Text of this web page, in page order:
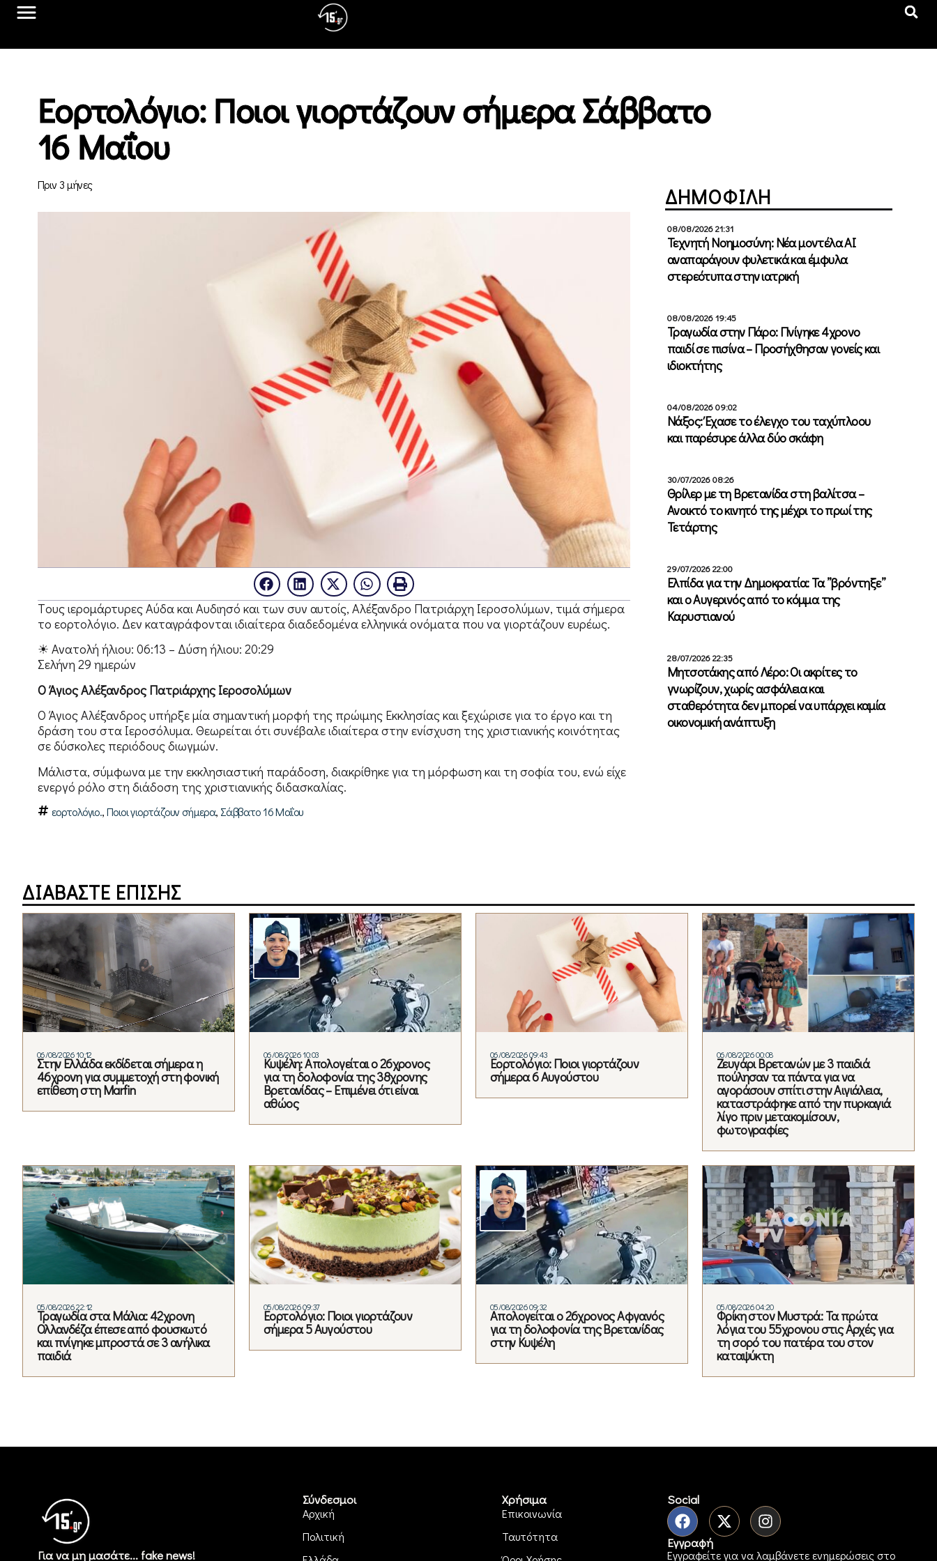
Εορτολόγιο: Ποιοι γιορτάζουν σήμερα Σάββατο
16 Μαΐου
Πριν 3 μήνες
Tους ιερομάρτυρες Αύδα και Αυδιησό και των συν αυτοίς, Αλέξανδρο Πατριάρχη Ιεροσολύμων, τιμά σήμερα
το εορτολόγιο. Δεν καταγράφονται ιδιαίτερα διαδεδομένα ελληνικά ονόματα που να γιορτάζουν ευρέως.
☀ Ανατολή ήλιου: 06:13 – Δύση ήλιου: 20:29
Σελήνη 29 ημερών
Ο Άγιος Αλέξανδρος Πατριάρχης Ιεροσολύμων
Ο Άγιος Αλέξανδρος υπήρξε μία σημαντική μορφή της πρώιμης Εκκλησίας και ξεχώρισε για το έργο και τη
δράση του στα Ιεροσόλυμα. Θεωρείται ότι συνέβαλε ιδιαίτερα στην ενίσχυση της χριστιανικής κοινότητας
σε δύσκολες περιόδους διωγμών.
Μάλιστα, σύμφωνα με την εκκλησιαστική παράδοση, διακρίθηκε για τη μόρφωση και τη σοφία του, ενώ είχε
ενεργό ρόλο στη διάδοση της χριστιανικής διδασκαλίας.
εορτολόγιο.,Ποιοι γιορτάζουν σήμερα, Σάββατο 16 Μαΐου
ΔΗΜΟΦΙΛΗ
08/08/2026 21:31
Τεχνητή Νοημοσύνη: Νέα μοντέλα ΑΙ
αναπαράγουν φυλετικά και έμφυλα
στερεότυπα στην ιατρική
08/08/2026 19:45
Τραγωδία στην Πάρο: Πνίγηκε 4χρονο
παιδί σε πισίνα – Προσήχθησαν γονείς και
ιδιοκτήτης
04/08/2026 09:02
Νάξος: Έχασε το έλεγχο του ταχύπλοου
και παρέσυρε άλλα δύο σκάφη
30/07/2026 08:26
Θρίλερ με τη Βρετανίδα στη βαλίτσα –
Ανοικτό το κινητό της μέχρι το πρωί της
Τετάρτης
29/07/2026 22:00
Ελπίδα για την Δημοκρατία: Τα ”βρόντηξε”
και ο Αυγερινός από το κόμμα της
Καρυστιανού
28/07/2026 22:35
Μητσοτάκης από Λέρο: Οι ακρίτες το
γνωρίζουν, χωρίς ασφάλεια και
σταθερότητα δεν μπορεί να υπάρχει καμία
οικονομική ανάπτυξη
ΔΙΑΒΑΣΤΕ ΕΠΙΣΗΣ
06/08/2026 10:12
Στην Ελλάδα εκδίδεται σήμερα η
46χρονη για συμμετοχή στη φονική
επίθεση στη Marfin
06/08/2026 10:03
Κυψέλη: Απολογείται ο 26χρονος
για τη δολοφονία της 38χρονης
Βρετανίδας – Επιμένει ότι είναι
αθώος
06/08/2026 09:43
Εορτολόγιο: Ποιοι γιορτάζουν
σήμερα 6 Αυγούστου
06/08/2026 00:08
Ζευγάρι Βρετανών με 3 παιδιά
πούλησαν τα πάντα για να
αγοράσουν σπίτι στην Αιγιάλεια,
καταστράφηκε από την πυρκαγιά
λίγο πριν μετακομίσουν,
φωτογραφίες
05/08/2026 22:12
Τραγωδία στα Μάλια: 42χρονη
Ολλανδέζα έπεσε από φουσκωτό
και πνίγηκε μπροστά σε 3 ανήλικα
παιδιά
05/08/2026 09:37
Εορτολόγιο: Ποιοι γιορτάζουν
σήμερα 5 Αυγούστου
05/08/2026 09:32
Απολογείται ο 26χρονος Αφγανός
για τη δολοφονία της Βρετανίδας
στην Κυψέλη
05/08/2026 04:20
Φρίκη στον Μυστρά: Τα πρώτα
λόγια του 55χρονου στις Αρχές για
τη σορό του πατέρα του στον
καταψύκτη
Για να μη μασάτε... fake news!
Σύνδεσμοι
Αρχική
Πολιτική
Χρήσιμα
Επικοινωνία
Ταυτότητα
Social
Εγγραφή
Εγγραφείτε για να λαμβάνετε ενημερώσεις στο